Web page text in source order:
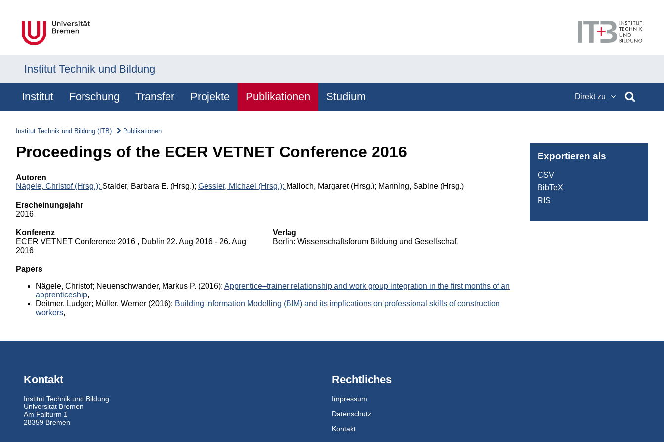
Institut Technik und Bildung
Institut Forschung Transfer Projekte Publikationen Studium Direkt zu
Institut Technik und Bildung (ITB) Publikationen
Proceedings of the ECER VETNET Conference 2016
Autoren
Nägele, Christof (Hrsg.); Stalder, Barbara E. (Hrsg.); Gessler, Michael (Hrsg.); Malloch, Margaret (Hrsg.); Manning, Sabine (Hrsg.)
Erscheinungsjahr
2016
Konferenz
ECER VETNET Conference 2016 , Dublin 22. Aug 2016 - 26. Aug
2016
Verlag
Berlin: Wissenschaftsforum Bildung und Gesellschaft
Papers
Nägele, Christof; Neuenschwander, Markus P. (2016): Apprentice–trainer relationship and work group integration in the first months of an
apprenticeship,
Deitmer, Ludger; Müller, Werner (2016): Building Information Modelling (BIM) and its implications on professional skills of construction
workers,
Exportieren als
CSV
BibTeX
RIS
Kontakt
Institut Technik und Bildung
Universität Bremen
Am Fallturm 1
28359 Bremen
Rechtliches
Impressum
Datenschutz
Kontakt